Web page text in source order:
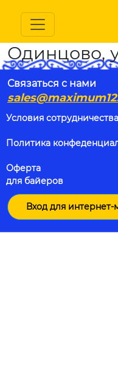
Одинцово,
Связаться с нами
Условия сотрудничества
Политика
Оферта
для байеров
Вход для интернет-